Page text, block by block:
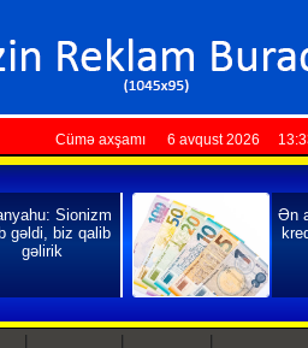
Cümə axşamı 6 avqust 2026
Sionizm
gəldi, biz qalib
gəlirik
Ən